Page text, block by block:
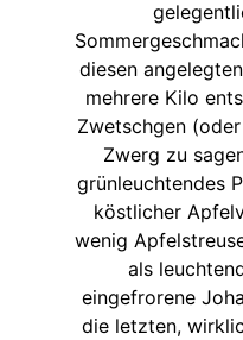
diesen
mehrere Kilo
Zwetschgen (oder
Zwerg zu
grünleuchtendes
köstlicher
wenig
als
eingefrorene
die letzten,